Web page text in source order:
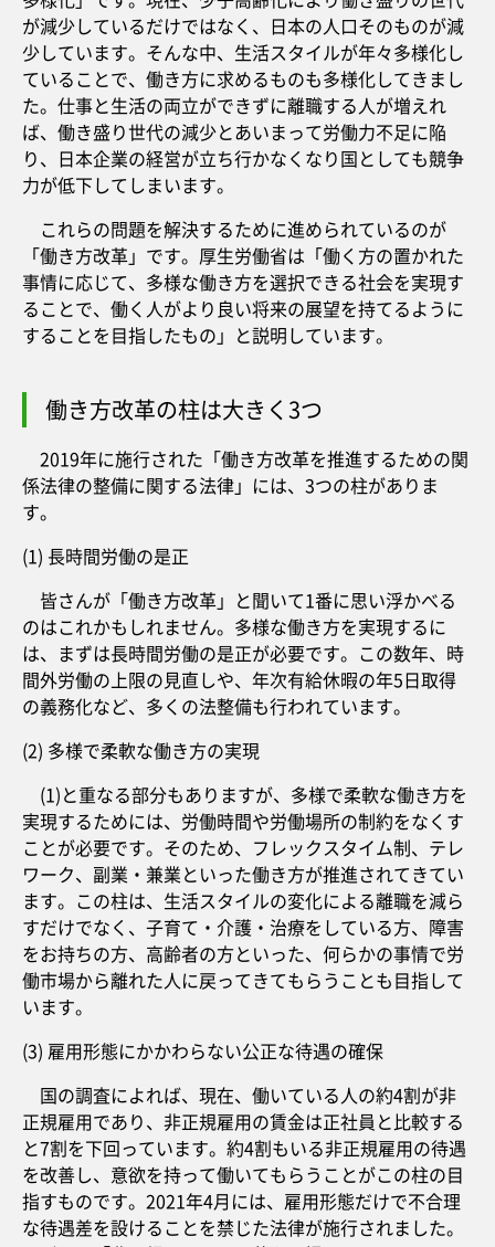
が減少しているだけではなく、日本の人口そのものが減
少しています。そんな中、生活スタイルが年々多様化し
ていることで、働き方に求めるものも多様化してきまし
た。仕事と生活の両立ができずに離職する人が増えれ
ば、働き盛り世代の減少とあいまって労働力不足に陥
り、日本企業の経営が立ち行かなくなり国としても競争
力が低下してしまいます。
これらの問題を解決するために進められているのが
「働き方改革」です。厚生労働省は「働く方の置かれた
事情に応じて、多様な働き方を選択できる社会を実現す
ることで、働く人がより良い将来の展望を持てるように
することを目指したもの」と説明しています。
働き方改革の柱は大きく3つ
2019年に施行された「働き方改革を推進するための関
係法律の整備に関する法律」には、3つの柱がありま
す。
(1) 長時間労働の是正
皆さんが「働き方改革」と聞いて1番に思い浮かべる
のはこれかもしれません。多様な働き方を実現するに
は、まずは長時間労働の是正が必要です。この数年、時
間外労働の上限の見直しや、年次有給休暇の年5日取得
の義務化など、多くの法整備も行われています。
(2) 多様で柔軟な働き方の実現
(1)と重なる部分もありますが、多様で柔軟な働き方を
実現するためには、労働時間や労働場所の制約をなくす
ことが必要です。そのため、フレックスタイム制、テレ
ワーク、副業・兼業といった働き方が推進されてきてい
ます。この柱は、生活スタイルの変化による離職を減ら
すだけでなく、子育て・介護・治療をしている方、障害
をお持ちの方、高齢者の方といった、何らかの事情で労
働市場から離れた人に戻ってきてもらうことも目指して
います。
(3) 雇用形態にかかわらない公正な待遇の確保
国の調査によれば、現在、働いている人の約4割が非
正規雇用であり、非正規雇用の賃金は正社員と比較する
と7割を下回っています。約4割もいる非正規雇用の待遇
を改善し、意欲を持って働いてもらうことがこの柱の目
指すものです。2021年4月には、雇用形態だけで不合理
な待遇差を設けることを禁じた法律が施行されました。